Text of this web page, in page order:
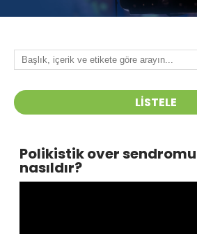
LİSTELE
Polikistik over
nasıldır?